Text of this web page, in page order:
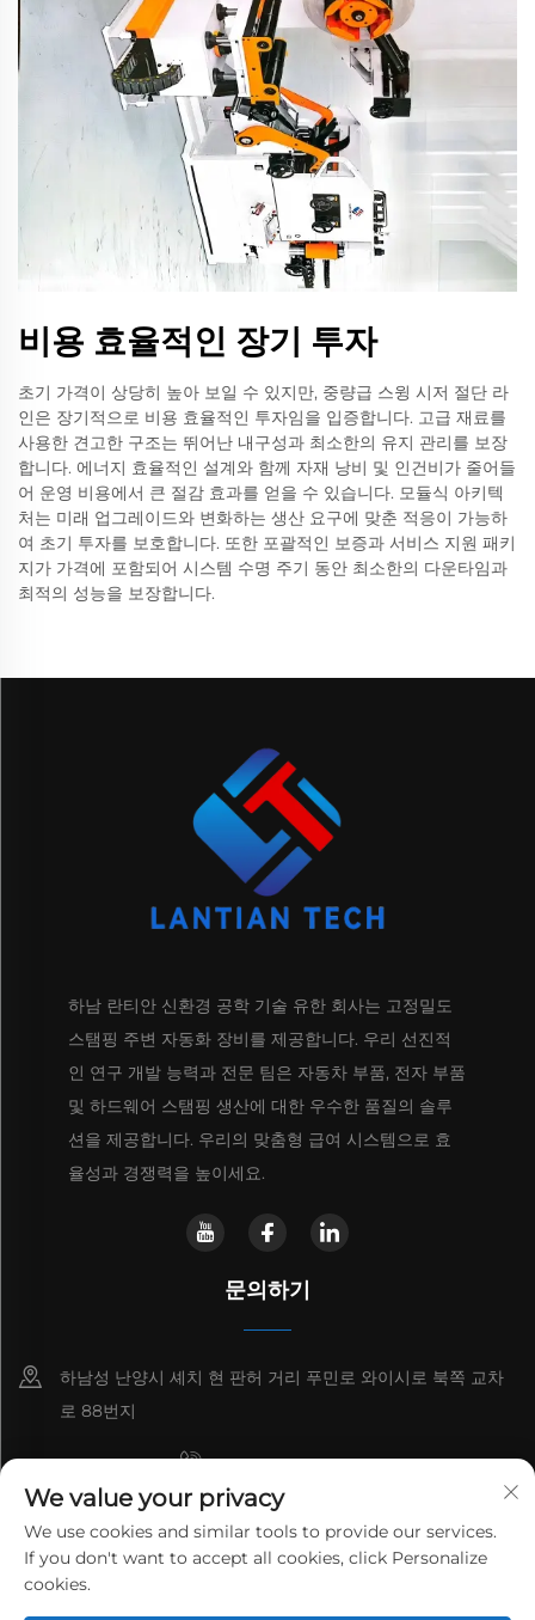
비용 효율적인 장기 투자
초기 가격이 상당히 높아 보일 수 있지만, 중량급 스윙 시저 절단 라
인은 장기적으로 비용 효율적인 투자임을 입증합니다. 고급 재료를
사용한 견고한 구조는 뛰어난 내구성과 최소한의 유지 관리를 보장
합니다. 에너지 효율적인 설계와 함께 자재 낭비 및 인건비가 줄어들
어 운영 비용에서 큰 절감 효과를 얻을 수 있습니다. 모듈식 아키텍
처는 미래 업그레이드와 변화하는 생산 요구에 맞춘 적응이 가능하
여 초기 투자를 보호합니다. 또한 포괄적인 보증과 서비스 지원 패키
지가 가격에 포함되어 시스템 수명 주기 동안 최소한의 다운타임과
최적의 성능을 보장합니다.
하남 란티안 신환경 공학 기술 유한 회사는 고정밀도
스탬핑 주변 자동화 장비를 제공합니다. 우리 선진적
인 연구 개발 능력과 전문 팀은 자동차 부품, 전자 부품
및 하드웨어 스탬핑 생산에 대한 우수한 품질의 솔루
션을 제공합니다. 우리의 맞춤형 급여 시스템으로 효
율성과 경쟁력을 높이세요.
문의하기
하남성 난양시 셰치 현 판허 거리 푸민로 와이시로 북쪽 교차
로 88번지
+8615993153189
+86-13137795975
[email protected]
We value your privacy
We use cookies and similar tools to provide our services.
If you don't want to accept all cookies, click Personalize
cookies.